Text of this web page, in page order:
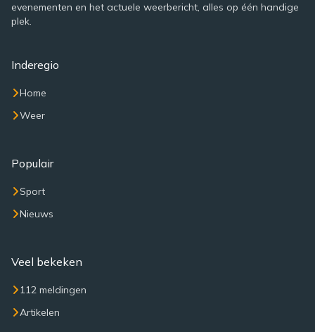
evenementen en het actuele weerbericht, alles op één handige
plek.
Inderegio
Home
Weer
Populair
Sport
Nieuws
Veel bekeken
112 meldingen
Artikelen